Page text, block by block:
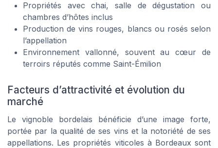
Propriétés avec chai, salle de dégustation ou
chambres d’hôtes inclus
Production de vins rouges, blancs ou rosés selon
l’appellation
Environnement vallonné, souvent au cœur de
terroirs réputés comme Saint-Émilion
Facteurs d’attractivité et évolution du
marché
Le vignoble bordelais bénéficie d’une image forte,
portée par la qualité de ses vins et la notoriété de ses
appellations. Les propriétés viticoles à Bordeaux sont